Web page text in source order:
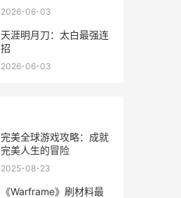
2026-06-03
天涯明月刀：太白最强连
招
2026-06-03
完美全球游戏攻略：成就
完美人生的冒险
2025-08-23
《Warframe》刷材料最